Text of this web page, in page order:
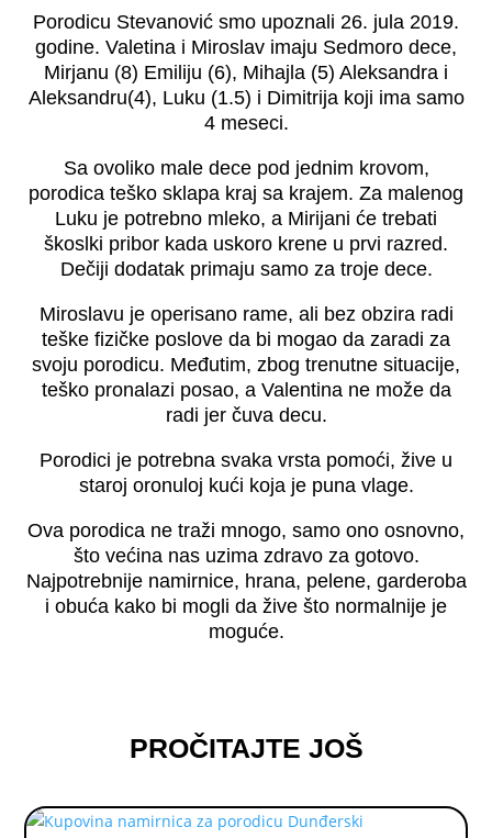
Porodicu Stevanović smo upoznali 26. jula 2019.
godine. Valetina i Miroslav imaju Sedmoro dece,
Mirjanu (8) Emiliju (6), Mihajla (5) Aleksandra i
Aleksandru(4), Luku (1.5) i Dimitrija koji ima samo
4 meseci.
Sa ovoliko male dece pod jednim krovom,
porodica teško sklapa kraj sa krajem. Za malenog
Luku je potrebno mleko, a Mirijani će trebati
škoslki pribor kada uskoro krene u prvi razred.
Dečiji dodatak primaju samo za troje dece.
Miroslavu je operisano rame, ali bez obzira radi
teške fizičke poslove da bi mogao da zaradi za
svoju porodicu. Međutim, zbog trenutne situacije,
teško pronalazi posao, a Valentina ne može da
radi jer čuva decu.
Porodici je potrebna svaka vrsta pomoći, žive u
staroj oronuloj kući koja je puna vlage.
Ova porodica ne traži mnogo, samo ono osnovno,
što većina nas uzima zdravo za gotovo.
Najpotrebnije namirnice, hrana, pelene, garderoba
i obuća kako bi mogli da žive što normalnije je
moguće.
PROČITAJTE JOŠ